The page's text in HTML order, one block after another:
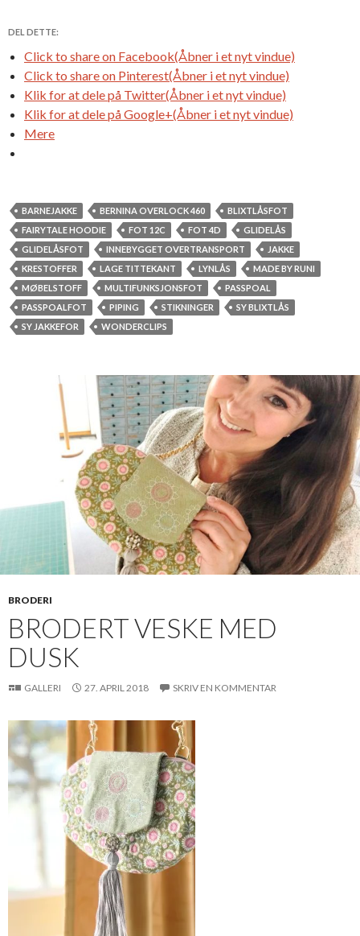
DEL DETTE:
Click to share on Facebook(Åbner i et nyt vindue)
Click to share on Pinterest(Åbner i et nyt vindue)
Klik for at dele på Twitter(Åbner i et nyt vindue)
Klik for at dele på Google+(Åbner i et nyt vindue)
Mere
BARNEJAKKE BERNINA OVERLOCK 460
BLIXTLÅSFOT
FAIRYTALE HOODIE
FOT 12C FOT 4D
GLIDELÅS
GLIDELÅSFOT
INNEBYGGET OVERTRANSPORT
JAKKE
KRESTOFFER
LAGE TITTEKANT LYNLÅS
MADE BY RUNI
MØBELSTOFF
MULTIFUNKSJONSFOT
PASSPOAL
PASSPOALFOT
PIPING STIKNINGER
SY BLIXTLÅS
SY JAKKEFOR
WONDERCLIPS
BRODERI
BRODERT VESKE MED
DUSK
GALLERI 27. APRIL 2018 SKRIV EN KOMMENTAR